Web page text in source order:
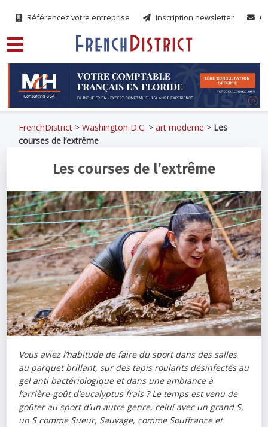
Référencez votre entreprise Inscription newsletter
FrenchDistrict >Washington D.C. >art moderne > Les
courses de l’extrême
Les courses de l’extrême
Vous aviez l’habitude de faire du sport dans des salles
au parquet brillant, sur des tapis roulants désinfectés au
gel anti bactériologique et dans une ambiance à
l’arrière-goût d’eucalyptus frais ? Le temps est venu de
goûter au sport d’un autre genre, celui avec un grand S,
un S comme Sueur, Sauvage, comme Souffrance et